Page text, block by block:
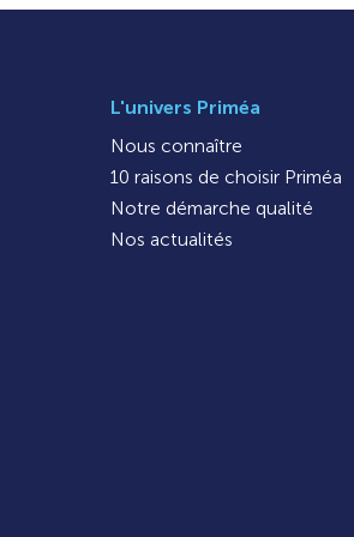
L'univers Priméa
Nous connaître
10 raisons de choisir Priméa
Notre démarche qualité
Nos actualités